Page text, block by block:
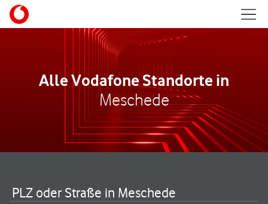
Skip to content
Alle Vodafone Standorte in
Meschede
PLZ oder Straße in Meschede